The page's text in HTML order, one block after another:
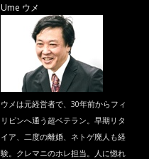
Ume ウメ
ウメは元経営者で、30年前からフィ
リピンへ通う超ベテラン。早期リタ
イア、二度の離婚、ネトゲ廃人も経
験。クレマニのホレ担当。人に惚れ